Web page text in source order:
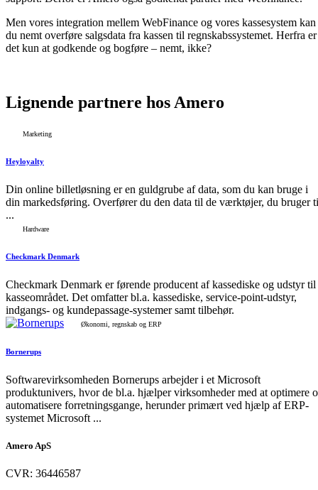
Men vores integration mellem WebFinance og vores kassesystem kan
du nemt overføre salgsdata fra kassen til regnskabssystemet. Herfra er
det kun at godkende og bogføre – nemt, ikke?
Lignende partnere hos Amero
Marketing
Heyloyalty
Din online billetløsning er en guldgrube af data, som du kan bruge i
din markedsføring. Overfører du den data til de værktøjer, du bruger
...
Hardware
Checkmark Denmark
Checkmark Denmark er førende producent af kassediske og udstyr til
kasseområdet. Det omfatter bl.a. kassediske, service-point-udstyr,
indgangs- og kundepassage-systemer samt tilbehør.
Økonomi, regnskab og ERP
Bornerups
Softwarevirksomheden Bornerups arbejder i et Microsoft
produktunivers, hvor de bl.a. hjælper virksomheder med at optimere
automatisere forretningsgange, herunder primært ved hjælp af ERP-
systemet Microsoft ...
Amero ApS
CVR: 36446587